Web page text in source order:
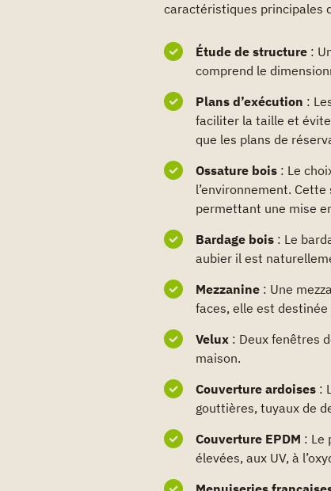
caractéristiques principales
Étude de structure :
comprend le
Plans d’exécution :
faciliter la taille et
que les plans de
Ossature bois : Le
l’environnement.
permettant une mise
Bardage bois : Le
aubier il est
Mezzanine : Une
faces, elle est
Velux : Deux fenêtres
maison.
Couverture ardoises :
gouttières, tuyaux de
Couverture EPDM : Le
élevées, aux UV, à